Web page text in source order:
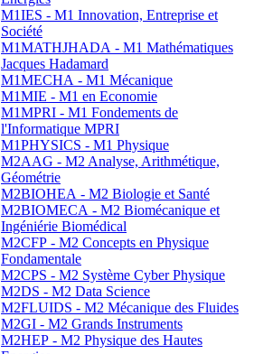
M1IES - M1 Innovation, Entreprise et
Société
M1MATHJHADA - M1 Mathématiques
Jacques Hadamard
M1MECHA - M1 Mécanique
M1MIE - M1 en Economie
M1MPRI - M1 Fondements de
l'Informatique MPRI
M1PHYSICS - M1 Physique
M2AAG - M2 Analyse, Arithmétique,
Géométrie
M2BIOHEA - M2 Biologie et Santé
M2BIOMECA - M2 Biomécanique et
Ingéniérie Biomédical
M2CFP - M2 Concepts en Physique
Fondamentale
M2CPS - M2 Système Cyber Physique
M2DS - M2 Data Science
M2FLUIDS - M2 Mécanique des Fluides
M2GI - M2 Grands Instruments
M2HEP - M2 Physique des Hautes